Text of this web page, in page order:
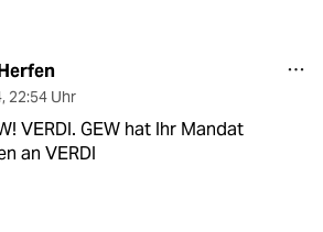
, 22:54 Uhr
VERDI. GEW hat Ihr Mandat
an VERDI